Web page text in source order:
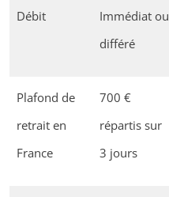
Débit
Immédiat ou
différé
Plafond de
retrait en
France
700 €
répartis sur
3 jours